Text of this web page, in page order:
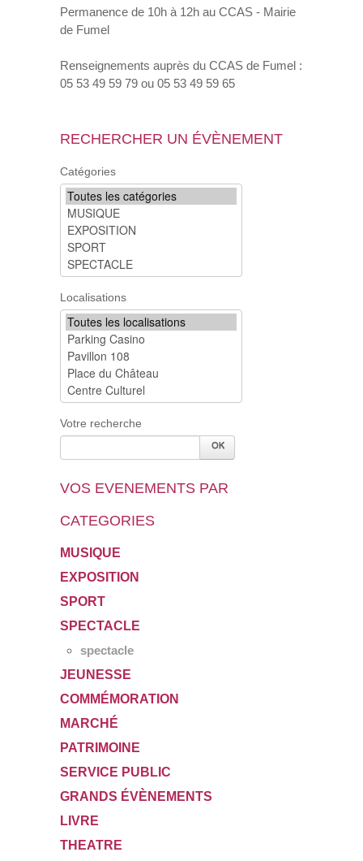
Permanence de 10h à 12h au CCAS - Mairie
de Fumel
Renseignements auprès du CCAS de Fumel :
05 53 49 59 79 ou 05 53 49 59 65
RECHERCHER UN ÉVÈNEMENT
Catégories
Localisations
Votre recherche
VOS EVENEMENTS PAR
CATEGORIES
MUSIQUE
EXPOSITION
SPORT
SPECTACLE
spectacle
JEUNESSE
COMMÉMORATION
MARCHÉ
PATRIMOINE
SERVICE PUBLIC
GRANDS ÉVÈNEMENTS
LIVRE
THEATRE